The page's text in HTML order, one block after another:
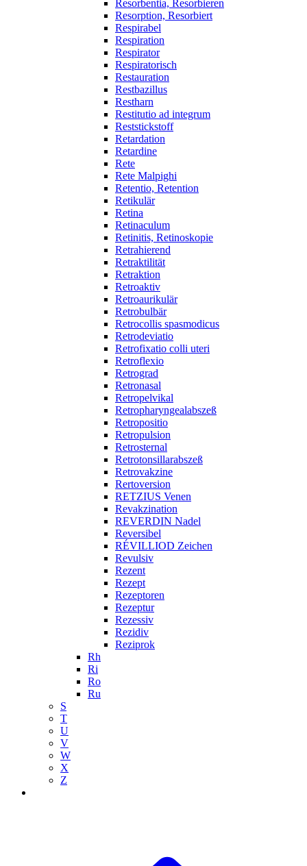
Resorbentia, Resorbieren
Resorption, Resorbiert
Respirabel
Respiration
Respirator
Respiratorisch
Restauration
Restbazillus
Restharn
Restitutio ad integrum
Reststickstoff
Retardation
Retardine
Rete
Rete Malpighi
Retentio, Retention
Retikulär
Retina
Retinaculum
Retinitis, Retinoskopie
Retrahierend
Retraktilität
Retraktion
Retroaktiv
Retroaurikulär
Retrobulbär
Retrocollis spasmodicus
Retrodeviatio
Retrofixatio colli uteri
Retroflexio
Retrograd
Retronasal
Retropelvikal
Retropharyngealabszeß
Retropositio
Retropulsion
Retrosternal
Retrotonsillarabszeß
Retrovakzine
Rertoversion
RETZIUS Venen
Revakzination
REVERDIN Nadel
Reversibel
RÉVILLIOD Zeichen
Revulsiv
Rezent
Rezept
Rezeptoren
Rezeptur
Rezessiv
Rezidiv
Reziprok
Rh
Ri
Ro
Ru
S
T
U
V
W
X
Z